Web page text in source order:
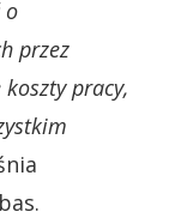
o
przez
pracy,